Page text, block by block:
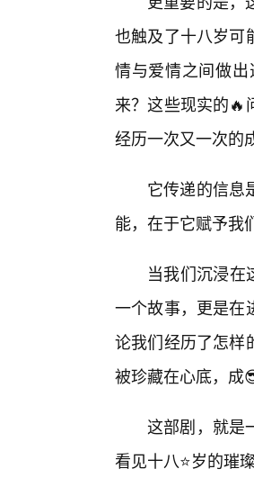
也触及了十八岁可
情与爱情之间做
来？这些现实的🔥
经历一次又一次的
它传递的信息
能，在于它赋予我
当我们沉浸在
一个故事，更是在
论我们经历了怎样
被珍藏在心底，成
这部剧，就是
看见十八⭐岁的璀